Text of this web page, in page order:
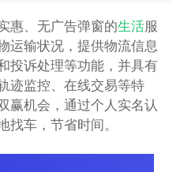
惠、无广告弹窗的生活服
运输状况，提供物流信息
投诉处理等功能，并具有
迹监控、在线交易等特
赢机会，通过个人实名认
找车，节省时间。